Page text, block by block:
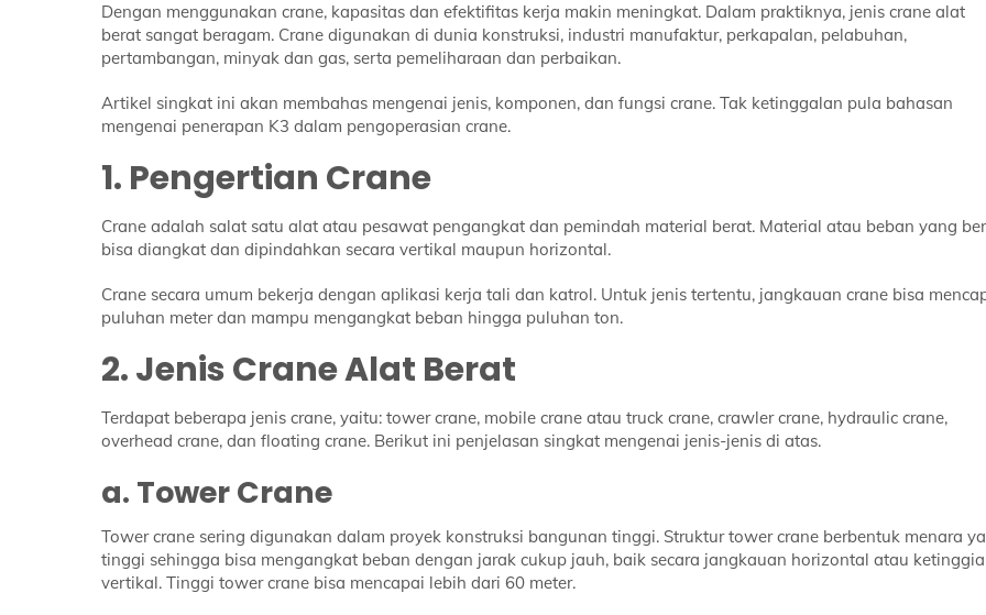
Dengan menggunakan crane, kapasitas dan efektifitas kerja makin meningkat. Dalam praktiknya, jenis crane alat
berat sangat beragam. Crane digunakan di dunia konstruksi, industri manufaktur, perkapalan, pelabuhan,
pertambangan, minyak dan gas, serta pemeliharaan dan perbaikan.
Artikel singkat ini akan membahas mengenai jenis, komponen, dan fungsi crane. Tak ketinggalan pula bahasan
mengenai penerapan K3 dalam pengoperasian crane.
1. Pengertian Crane
Crane adalah salat satu alat atau pesawat pengangkat dan pemindah material berat. Material atau beban yang
bisa diangkat dan dipindahkan secara vertikal maupun horizontal.
Crane secara umum bekerja dengan aplikasi kerja tali dan katrol. Untuk jenis tertentu, jangkauan crane bisa
puluhan meter dan mampu mengangkat beban hingga puluhan ton.
2. Jenis Crane Alat Berat
Terdapat beberapa jenis crane, yaitu: tower crane, mobile crane atau truck crane, crawler crane, hydraulic crane,
overhead crane, dan floating crane. Berikut ini penjelasan singkat mengenai jenis-jenis di atas.
a. Tower Crane
Tower crane sering digunakan dalam proyek konstruksi bangunan tinggi. Struktur tower crane berbentuk menara
tinggi sehingga bisa mengangkat beban dengan jarak cukup jauh, baik secara jangkauan horizontal atau
vertikal. Tinggi tower crane bisa mencapai lebih dari 60 meter.